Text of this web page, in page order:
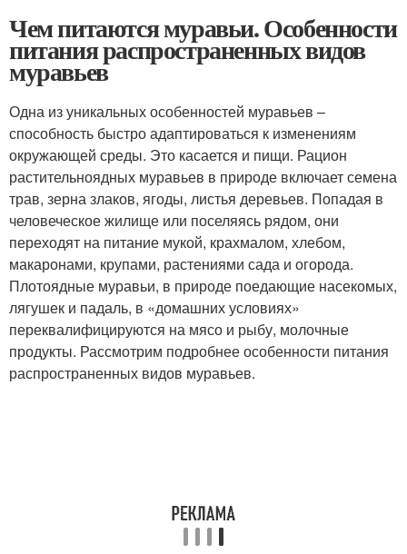
Чем питаются муравьи. Особенности
питания распространенных видов
муравьев
Одна из уникальных особенностей муравьев –
способность быстро адаптироваться к изменениям
окружающей среды. Это касается и пищи. Рацион
растительноядных муравьев в природе включает семена
трав, зерна злаков, ягоды, листья деревьев. Попадая в
человеческое жилище или поселяясь рядом, они
переходят на питание мукой, крахмалом, хлебом,
макаронами, крупами, растениями сада и огорода.
Плотоядные муравьи, в природе поедающие насекомых,
лягушек и падаль, в «домашних условиях»
переквалифицируются на мясо и рыбу, молочные
продукты. Рассмотрим подробнее особенности питания
распространенных видов муравьев.